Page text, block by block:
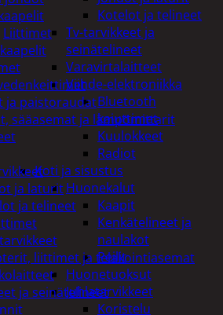
Kotelot ja telineet
Tv-tarvikkeet ja
seinätelineet
Varavirtalaitteet
Viihde-elektroniikka
Bluetooth
kaiuttimet
Kuulokkeet
Radiot
Koti ja sisustus
Huonekalut
Kaapit
Kenkätelineet ja
naulakot
Peilit
Huonetuoksut
Juhlatarvikkeet
Koristelu
Liittimet
ja paistoraudat
sääasemat ja lämpömittarit
ja laturit
ja telineet
liittimet ja telakointiasemat
ja seinätelineet